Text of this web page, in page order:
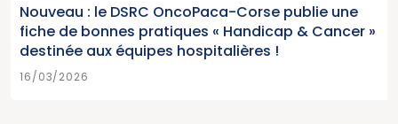
Nouveau : le DSRC OncoPaca-Corse publie une
fiche de bonnes pratiques « Handicap & Cancer »
destinée aux équipes hospitalières !
16/03/2026